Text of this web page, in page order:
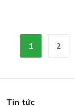
1 2
Tin tức